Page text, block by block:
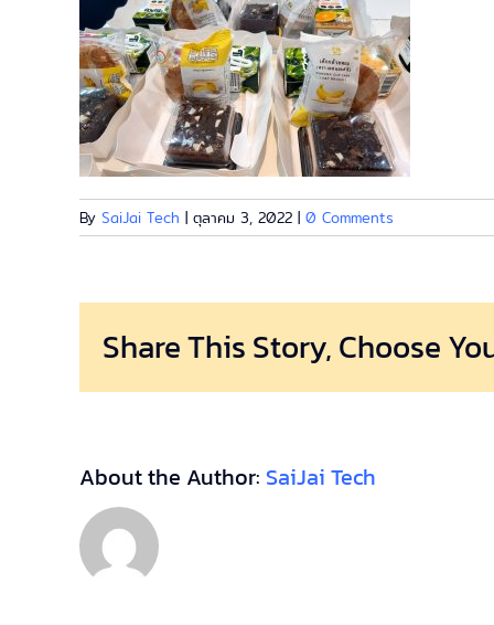
By SaiJai Tech | ตุลาคม 3, 2022 | 0 Comments
Share This Story, Choose
About the Author: SaiJai Tech